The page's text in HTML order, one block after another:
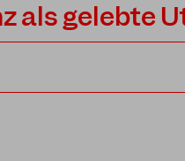
als gelebte